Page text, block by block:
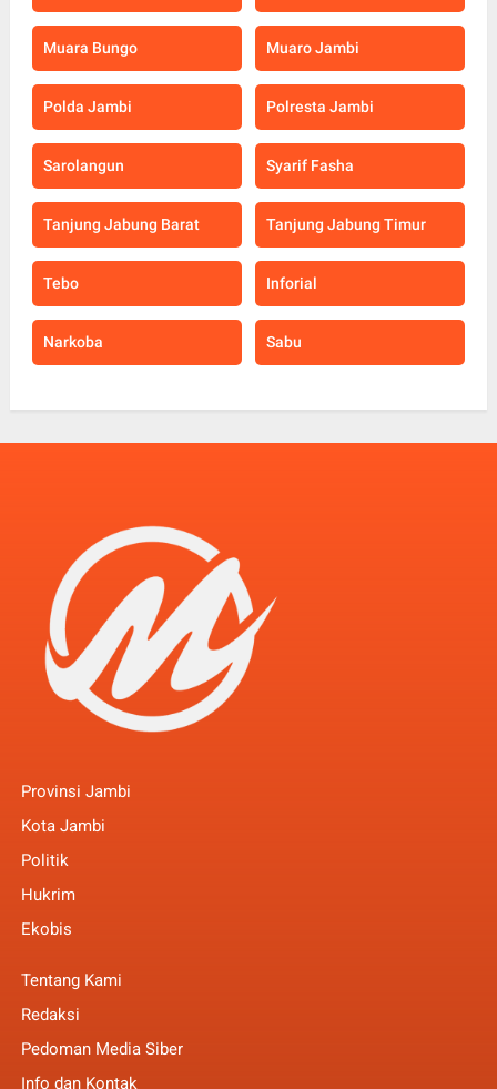
Muara Bungo Muaro Jambi
Polda Jambi Polresta Jambi
Sarolangun Syarif Fasha
Tanjung Jabung Barat Tanjung Jabung Timur
Tebo Inforial
Narkoba Sabu
Provinsi Jambi
Kota Jambi
Politik
Hukrim
Ekobis
Tentang Kami
Redaksi
Pedoman Media Siber
Info dan Kontak